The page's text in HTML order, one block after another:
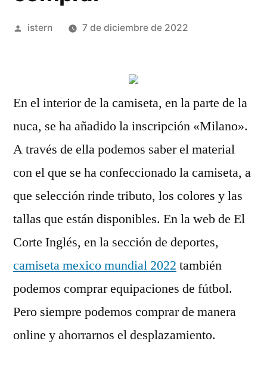
Publicado
istern 7 de diciembre de 2022
En el interior de la camiseta, en la parte de la
nuca, se ha añadido la inscripción «Milano».
A través de ella podemos saber el material
con el que se ha confeccionado la camiseta, a
que selección rinde tributo, los colores y las
tallas que están disponibles. En la web de El
Corte Inglés, en la sección de deportes,
camiseta mexico mundial 2022 también
podemos comprar equipaciones de fútbol.
Pero siempre podemos comprar de manera
online y ahorrarnos el desplazamiento.